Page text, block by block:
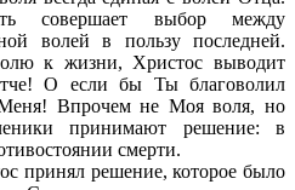
совершает выбор между
волей в пользу последней.
к жизни, Христос выводит
О если бы Ты благоволил
Впрочем не Моя воля, но
принимают решение: в
смерти.
принял решение, которое было